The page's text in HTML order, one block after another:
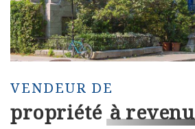
VENDEUR DE
propriété à revenu